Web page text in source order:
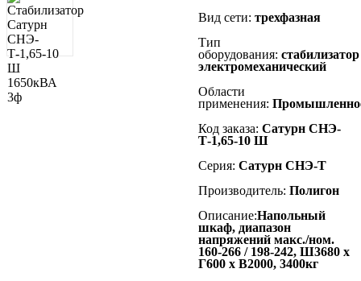
Вид сети: трехфазная
Тип
оборудования: стабилизатор
электромеханический
Области
применения:
Код заказа: Сатурн СНЭ-
Т-1,65-10 Ш
Серия: Сатурн СНЭ-Т
Производитель: Полигон
Описание:Напольный
шкаф, диапазон
напряжений макс./ном.
160-266 / 198-242, Ш3680 x
Г600 x В2000, 3400кг